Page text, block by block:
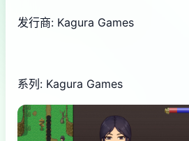
发行商: Kagura Games
系列: Kagura Games